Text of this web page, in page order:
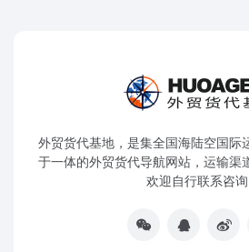
外贸货代基地，是集全国海陆空国际
于一体的外贸货代导航网站，运输渠
欢迎自行联系咨询